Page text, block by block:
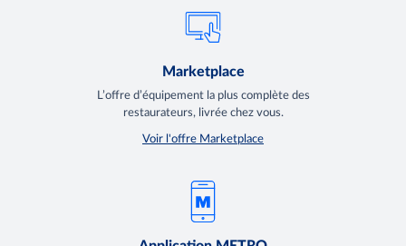
Marketplace
L’offre d’équipement la plus complète des
restaurateurs, livrée chez vous.
Voir l'offre Marketplace